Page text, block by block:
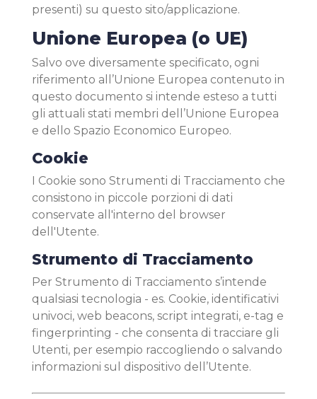
presenti) su questo sito/applicazione.
Unione Europea (o UE)
Salvo ove diversamente specificato, ogni
riferimento all’Unione Europea contenuto in
questo documento si intende esteso a tutti
gli attuali stati membri dell’Unione Europea
e dello Spazio Economico Europeo.
Cookie
I Cookie sono Strumenti di Tracciamento che
consistono in piccole porzioni di dati
conservate all'interno del browser
dell'Utente.
Strumento di Tracciamento
Per Strumento di Tracciamento s’intende
qualsiasi tecnologia - es. Cookie, identificativi
univoci, web beacons, script integrati, e-tag e
fingerprinting - che consenta di tracciare gli
Utenti, per esempio raccogliendo o salvando
informazioni sul dispositivo dell’Utente.